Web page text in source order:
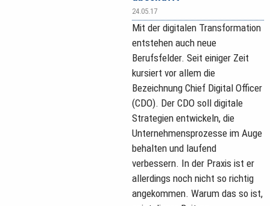
24.05.17
Mit der digitalen Transformation
entstehen auch neue
Berufsfelder. Seit einiger Zeit
kursiert vor allem die
Bezeichnung Chief Digital Officer
(CDO). Der CDO soll digitale
Strategien entwickeln, die
Unternehmensprozesse im Auge
behalten und laufend
verbessern. In der Praxis ist er
allerdings noch nicht so richtig
angekommen. Warum das so ist,